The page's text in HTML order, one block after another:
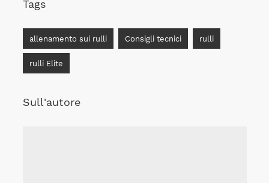
Tags
allenamento sui rulli Consigli tecnici rulli
rulli Elite
Sull'autore